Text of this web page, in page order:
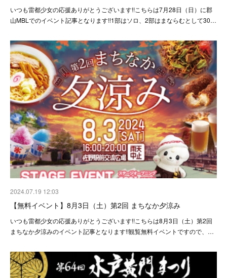
いつも雷都少女の応援ありがとうございます!!こちらは7月28日（日）に郡
山MBLでのイベント記事となります!!1部はソロ、2部はまならむとして30…
2024.07.19 12:03
【無料イベント】8月3日（土）第2回 まちなか夕涼み
いつも雷都少女の応援ありがとうございます!!こちらは8月3日（土）第2回
まちなか夕涼みのイベント記事となります!!観覧無料イベントですので、…